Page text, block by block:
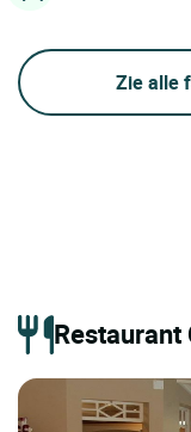
Zie alle
Restaurant